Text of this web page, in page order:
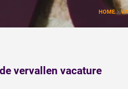
HOME
vervallen vacature